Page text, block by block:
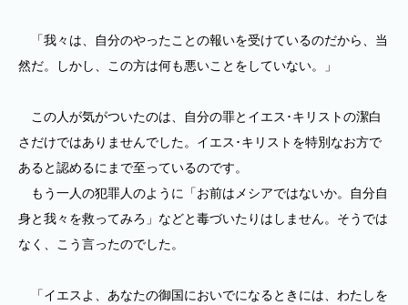
「我々は、自分のやったことの報いを受けているのだから、当
然だ。しかし、この方は何も悪いことをしていない。」
この人が気がついたのは、自分の罪とイエス･キリストの潔白
さだけではありませんでした。イエス･キリストを特別なお方で
あると認めるにまで至っているのです。
もう一人の犯罪人のように「お前はメシアではないか。自分自
身と我々を救ってみろ」などと毒づいたりはしません。そうでは
なく、こう言ったのでした。
「イエスよ、あなたの御国においでになるときには、わたしを